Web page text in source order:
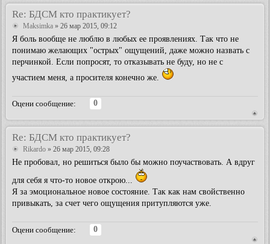
Re: БДСМ кто практикует?
Maksimka » 26 мар 2015, 09:12
Я боль вообще не люблю в любых ее проявлениях. Так что не
понимаю желающих "острых" ощущений, даже можно назвать с
перчинкой. Если попросят, то отказывать не буду, но не с
участием меня, а просителя конечно же.
Оцени сообщение:
0
Re: БДСМ кто практикует?
Rikardo » 26 мар 2015, 09:28
Не пробовал, но решиться было бы можно поучаствовать. А вдруг
для себя я что-то новое открою...
Я за эмоциональное новое состояние. Так как нам свойственно
привыкать, за счет чего ощущения притупляются уже.
Оцени сообщение:
0